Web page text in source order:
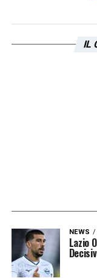
nel finale di
IL
NEWS
Lazio